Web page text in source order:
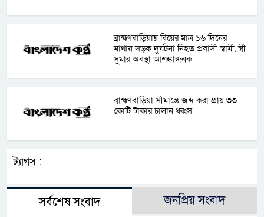
ব্রাহ্মণবাড়িয়ায় বিয়ের মাত্র ১৬ দিনের
মাথায় সড়ক দুর্ঘটনা নিহত প্রবাসী স্বামী, স্ত্রী
সুমার অবস্থা আশঙ্কাজনক
ব্রাহ্মণবাড়িয়া সীমান্তে জব্দ করা প্রায় ৩৩
কোটি টাকার চালান ধ্বংস
ট্যাগস :
সর্বশেষ সংবাদ জনপ্রিয় সংবাদ